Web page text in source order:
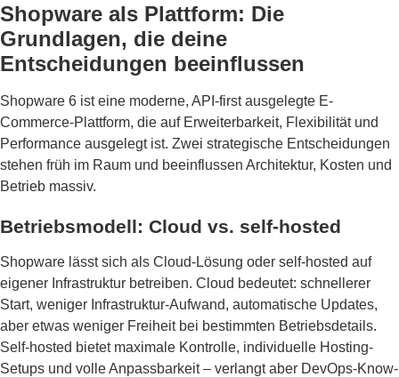
Shopware als Plattform: Die
Grundlagen, die deine
Entscheidungen beeinflussen
Shopware 6 ist eine moderne, API-first ausgelegte E-
Commerce-Plattform, die auf Erweiterbarkeit, Flexibilität und
Performance ausgelegt ist. Zwei strategische Entscheidungen
stehen früh im Raum und beeinflussen Architektur, Kosten und
Betrieb massiv.
Betriebsmodell: Cloud vs. self-hosted
Shopware lässt sich als Cloud-Lösung oder self-hosted auf
eigener Infrastruktur betreiben. Cloud bedeutet: schnellerer
Start, weniger Infrastruktur-Aufwand, automatische Updates,
aber etwas weniger Freiheit bei bestimmten Betriebsdetails.
Self-hosted bietet maximale Kontrolle, individuelle Hosting-
Setups und volle Anpassbarkeit – verlangt aber DevOps-Know-